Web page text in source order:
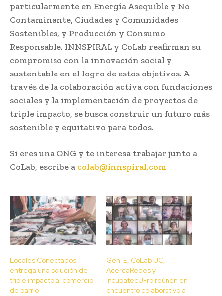
particularmente en Energía Asequible y No
Contaminante, Ciudades y Comunidades
Sostenibles, y Producción y Consumo
Responsable. INNSPIRAL y CoLab reafirman su
compromiso con la innovación social y
sustentable en el logro de estos objetivos. A
través de la colaboración activa con fundaciones
sociales y la implementación de proyectos de
triple impacto, se busca construir un futuro más
sostenible y equitativo para todos.
Si eres una ONG y te interesa trabajar junto a
CoLab, escribe a colab@innspiral.com
Locales Conectados
entrega una solución de
triple impacto al comercio
de barrio
Gen-E, CoLab UC,
AcercaRedes y
IncubatecUFro reúnen en
encuentro colaborativo a